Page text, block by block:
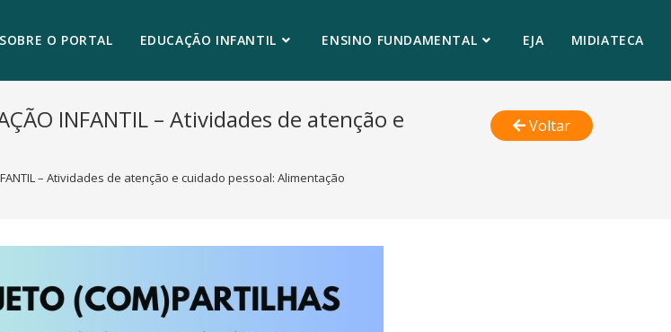
SOBRE O PORTAL EDUCAÇÃO INFANTIL ENSINO FUNDAMENTAL EJA MIDIATECA
INFANTIL – Atividades de atenção e
INFANTIL – Atividades de atenção e cuidado pessoal: Alimentação
Voltar